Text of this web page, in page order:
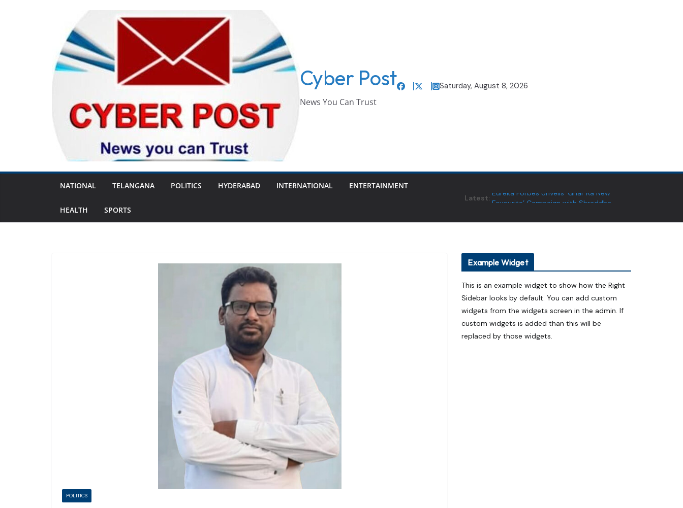
Cyber Post
News You Can Trust
Saturday, August 8, 2026
NATIONAL TELANGANA POLITICS HYDERABAD INTERNATIONAL ENTERTAINMENT
HEALTH SPORTS
Latest: Eureka Forbes Unveils ‘Ghar Ka New
అమెరికాలోని ప్రతిష్ఠాత్మక ఎంఐటీలో హంఫ్రీ
ఫెలోషిప్‌కు తెలంగాణ బిడ్డ IAS కీర్తి జల్లి ఎంపిక
నూనెనా..? ఆరోగ్యానికి ఏది మంచిది?
ఏదులాబాద్ లో ఆగస్టు 13 నుంచి శ్రీ గోదా సమేత
మన్నారూ రంగనాయక స్వామి బ్రహ్మోత్సవాలు
POLITICS
Example Widget
This is an example widget to show how the Right
Sidebar looks by default. You can add custom
widgets from the widgets screen in the admin. If
custom widgets is added than this will be
replaced by those widgets.